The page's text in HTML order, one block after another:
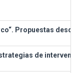
Propuestas
de